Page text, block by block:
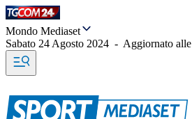
Mondo Mediaset
Sabato 24 Agosto 2024 - Aggiornato alle